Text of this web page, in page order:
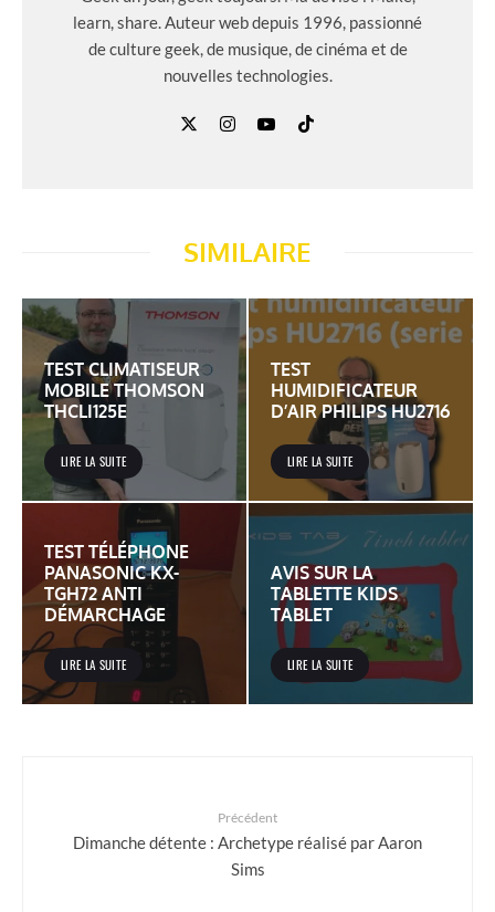
learn, share. Auteur web depuis 1996, passionné
de culture geek, de musique, de cinéma et de
nouvelles technologies.
SIMILAIRE
TEST CLIMATISEUR
MOBILE THOMSON
THCLI125E
LIRE LA SUITE
TEST
HUMIDIFICATEUR
D’AIR PHILIPS HU2716
LIRE LA SUITE
TEST TÉLÉPHONE
PANASONIC KX-
TGH72 ANTI
DÉMARCHAGE
LIRE LA SUITE
AVIS SUR LA
TABLETTE KIDS
TABLET
LIRE LA SUITE
Précédent
Dimanche détente : Archetype réalisé par Aaron
Sims